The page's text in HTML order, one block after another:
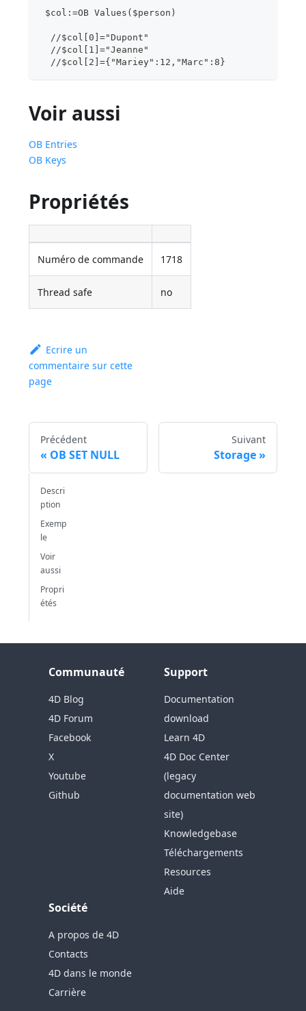
$col:=OB Values($person)
//$col[0]="Dupont"
//$col[1]="Jeanne"
//$col[2]={"Mariey":12,"Marc":8}
Voir aussi
OB Entries
OB Keys
Propriétés
Numéro de commande 1718
Thread safe no
Ecrire un
commentaire sur cette
page
Précédent
OB SET NULL
Suivant
Storage
Descri
ption
Exemp
le
Voir
aussi
Propri
étés
Communauté
4D Blog
4D Forum
Facebook
X
Youtube
Github
Support
Documentation
download
Learn 4D
4D Doc Center
(legacy
documentation web
site)
Knowledgebase
Téléchargements
Resources
Aide
Société
A propos de 4D
Contacts
4D dans le monde
Carrière